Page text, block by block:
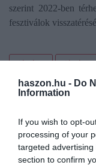
haszon.hu - Do
Information
If you wish to opt-
processing of your
targeted
section to confirm
szerint 2022-ben
fesztiválok
járvány járvány
zenés rendezvény